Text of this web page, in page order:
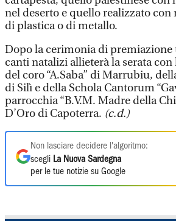
nel deserto e quello realizzato
di plastica o di metallo.
Dopo la cerimonia di premiazione
canti natalizi allieterà la serata
del coro “A.Saba” di Marrubiu,
di Silì e della Schola Cantorum
parrocchia “B.V.M. Madre della
D’Oro di Capoterra. (c.d.)
Non lasciare decidere l'algoritmo:
scegli La Nuova Sardegna
per le tue notizie su Google